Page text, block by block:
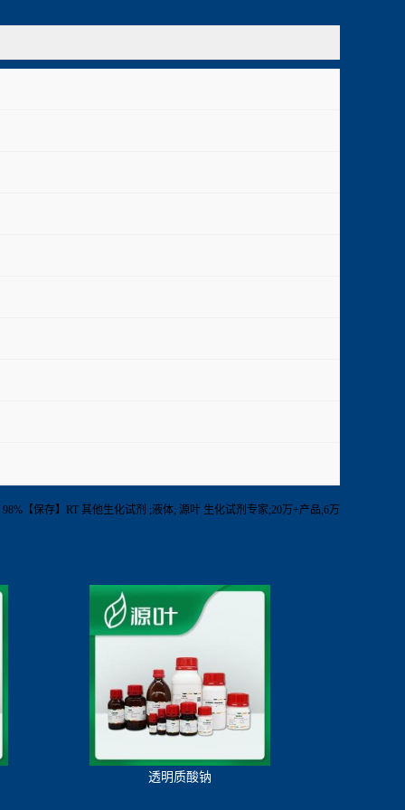
【保存】RT 其他生化试剂 ;液体; 源叶 生化试剂专家;20万+产品,6万
透明质酸钠